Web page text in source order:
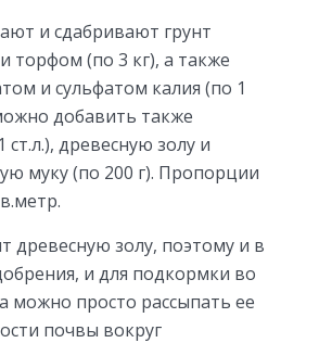
и сдабривают грунт
торфом (по 3 кг), а также
и сульфатом калия (по 1
добавить также
ст.л.), древесную золу и
муку (по 200 г). Пропорции
древесную золу, поэтому и в
и для подкормки во
можно просто рассыпать ее
почвы вокруг